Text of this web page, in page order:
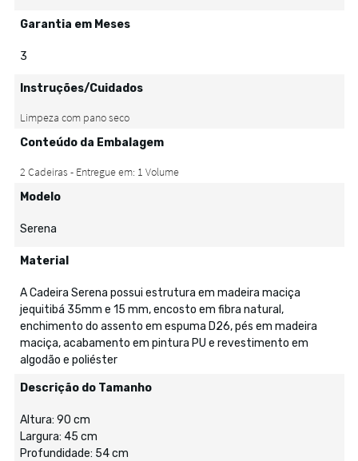
Garantia em Meses
3
Instruções/Cuidados
Conteúdo da Embalagem
Modelo
Serena
Material
A Cadeira Serena possui estrutura em madeira maciça
jequitibá 35mm e 15 mm, encosto em fibra natural,
enchimento do assento em espuma D26, pés em madeira
maciça, acabamento em pintura PU e revestimento em
algodão e poliéster
Descrição do Tamanho
Altura: 90 cm
Largura: 45 cm
Profundidade: 54 cm